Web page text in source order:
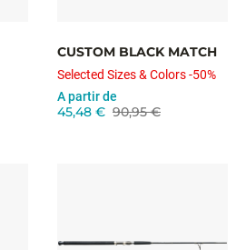
CUSTOM BLACK MATCH
Selected Sizes & Colors -50%
A partir de
90,95 €
45,48 €